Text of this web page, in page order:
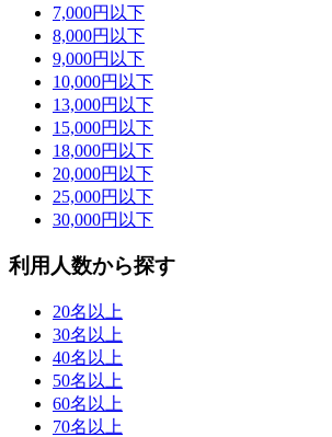
7,000円以下
8,000円以下
9,000円以下
10,000円以下
13,000円以下
15,000円以下
18,000円以下
20,000円以下
25,000円以下
30,000円以下
利用人数から探す
20名以上
30名以上
40名以上
50名以上
60名以上
70名以上